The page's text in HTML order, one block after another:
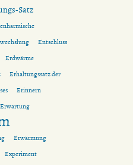
Satz
enharmische
Entschluss
Erdwärme
Erhaltungssatz der
Erinnern
Erwartung
Erwärmung
Experiment